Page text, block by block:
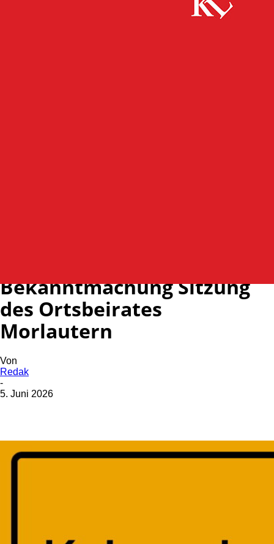
Bekanntmachung Sitzung
des Ortsbeirates
Morlautern
Von
Redak
-
5. Juni 2026